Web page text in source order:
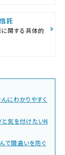
託
関する具体的
にわかりやすく
気を付けたいN
で間違いを防ぐ